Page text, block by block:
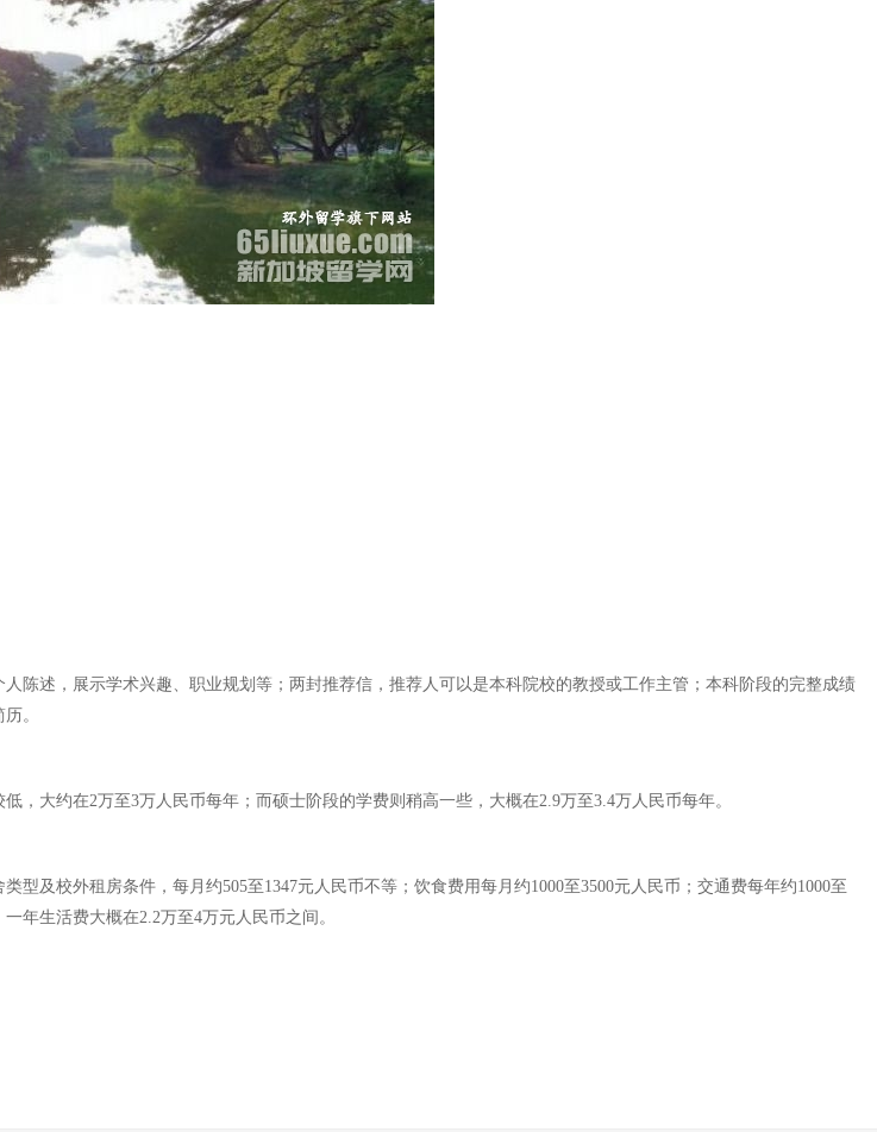
陈述，展示学术兴趣、职业规划等；两封推荐信，推荐人可以是本科院校的教授或工作主管；本科阶段的完整成绩
。
大约在2万至3万人民币每年；而硕士阶段的学费则稍高一些，大概在2.9万至3.4万人民币每年。
及校外租房条件，每月约505至1347元人民币不等；饮食费用每月约1000至3500元人民币；交通费每年约1000至
年生活费大概在2.2万至4万元人民币之间。